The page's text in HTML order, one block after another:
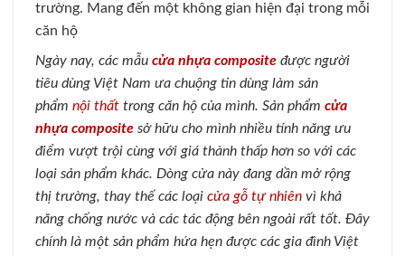
trường. Mang đến một không gian hiện đại trong mỗi
căn hộ
Ngày nay, các mẫu cửa nhựa composite được người
tiêu dùng Việt Nam ưa chuộng tin dùng làm sản
phẩm nội thất trong căn hộ của mình. Sản phẩm cửa
nhựa composite sở hữu cho mình nhiều tính năng ưu
điểm vượt trội cùng với giá thành thấp hơn so với các
loại sản phẩm khác. Dòng cửa này đang dần mở rộng
thị trường, thay thế các loại cửa gỗ tự nhiên vì khả
năng chống nước và các tác động bên ngoài rất tốt. Đây
chính là một sản phẩm hứa hẹn được các gia đình Việt